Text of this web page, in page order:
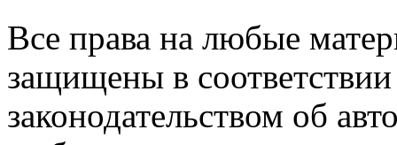
Все права на любые
защищены в
законодательством об